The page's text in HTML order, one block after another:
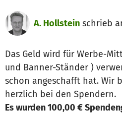
A. Hollstein schrieb
Das Geld wird für Werbe-
und Banner-Ständer )
schon angeschafft hat. Wir
herzlich bei den Spendern.
Es wurden 100,00 €